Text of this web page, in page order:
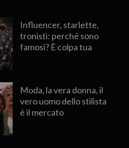
Influencer, starlette,
tronisti: perché sono
famosi? È colpa tua
Moda, la vera donna, il
vero uomo dello stilista
è il mercato